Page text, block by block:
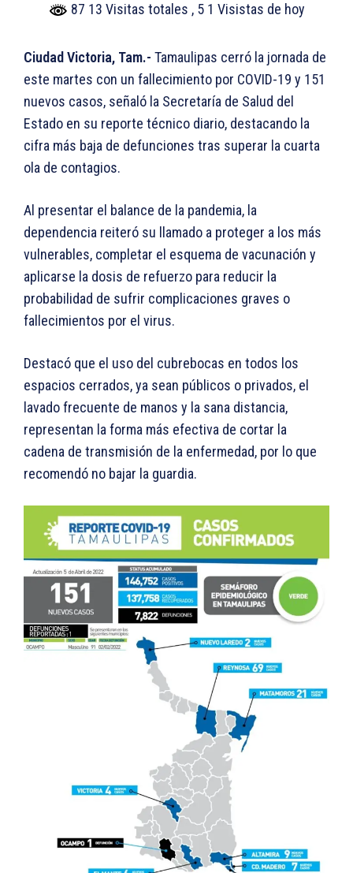
87 13 Visitas totales , 5 1 Visistas de hoy
Ciudad Victoria, Tam.- Tamaulipas cerró la jornada de
este martes con un fallecimiento por COVID-19 y 151
nuevos casos, señaló la Secretaría de Salud del
Estado en su reporte técnico diario, destacando la
cifra más baja de defunciones tras superar la cuarta
ola de contagios.
Al presentar el balance de la pandemia, la
dependencia reiteró su llamado a proteger a los más
vulnerables, completar el esquema de vacunación y
aplicarse la dosis de refuerzo para reducir la
probabilidad de sufrir complicaciones graves o
fallecimientos por el virus.
Destacó que el uso del cubrebocas en todos los
espacios cerrados, ya sean públicos o privados, el
lavado frecuente de manos y la sana distancia,
representan la forma más efectiva de cortar la
cadena de transmisión de la enfermedad, por lo que
recomendó no bajar la guardia.